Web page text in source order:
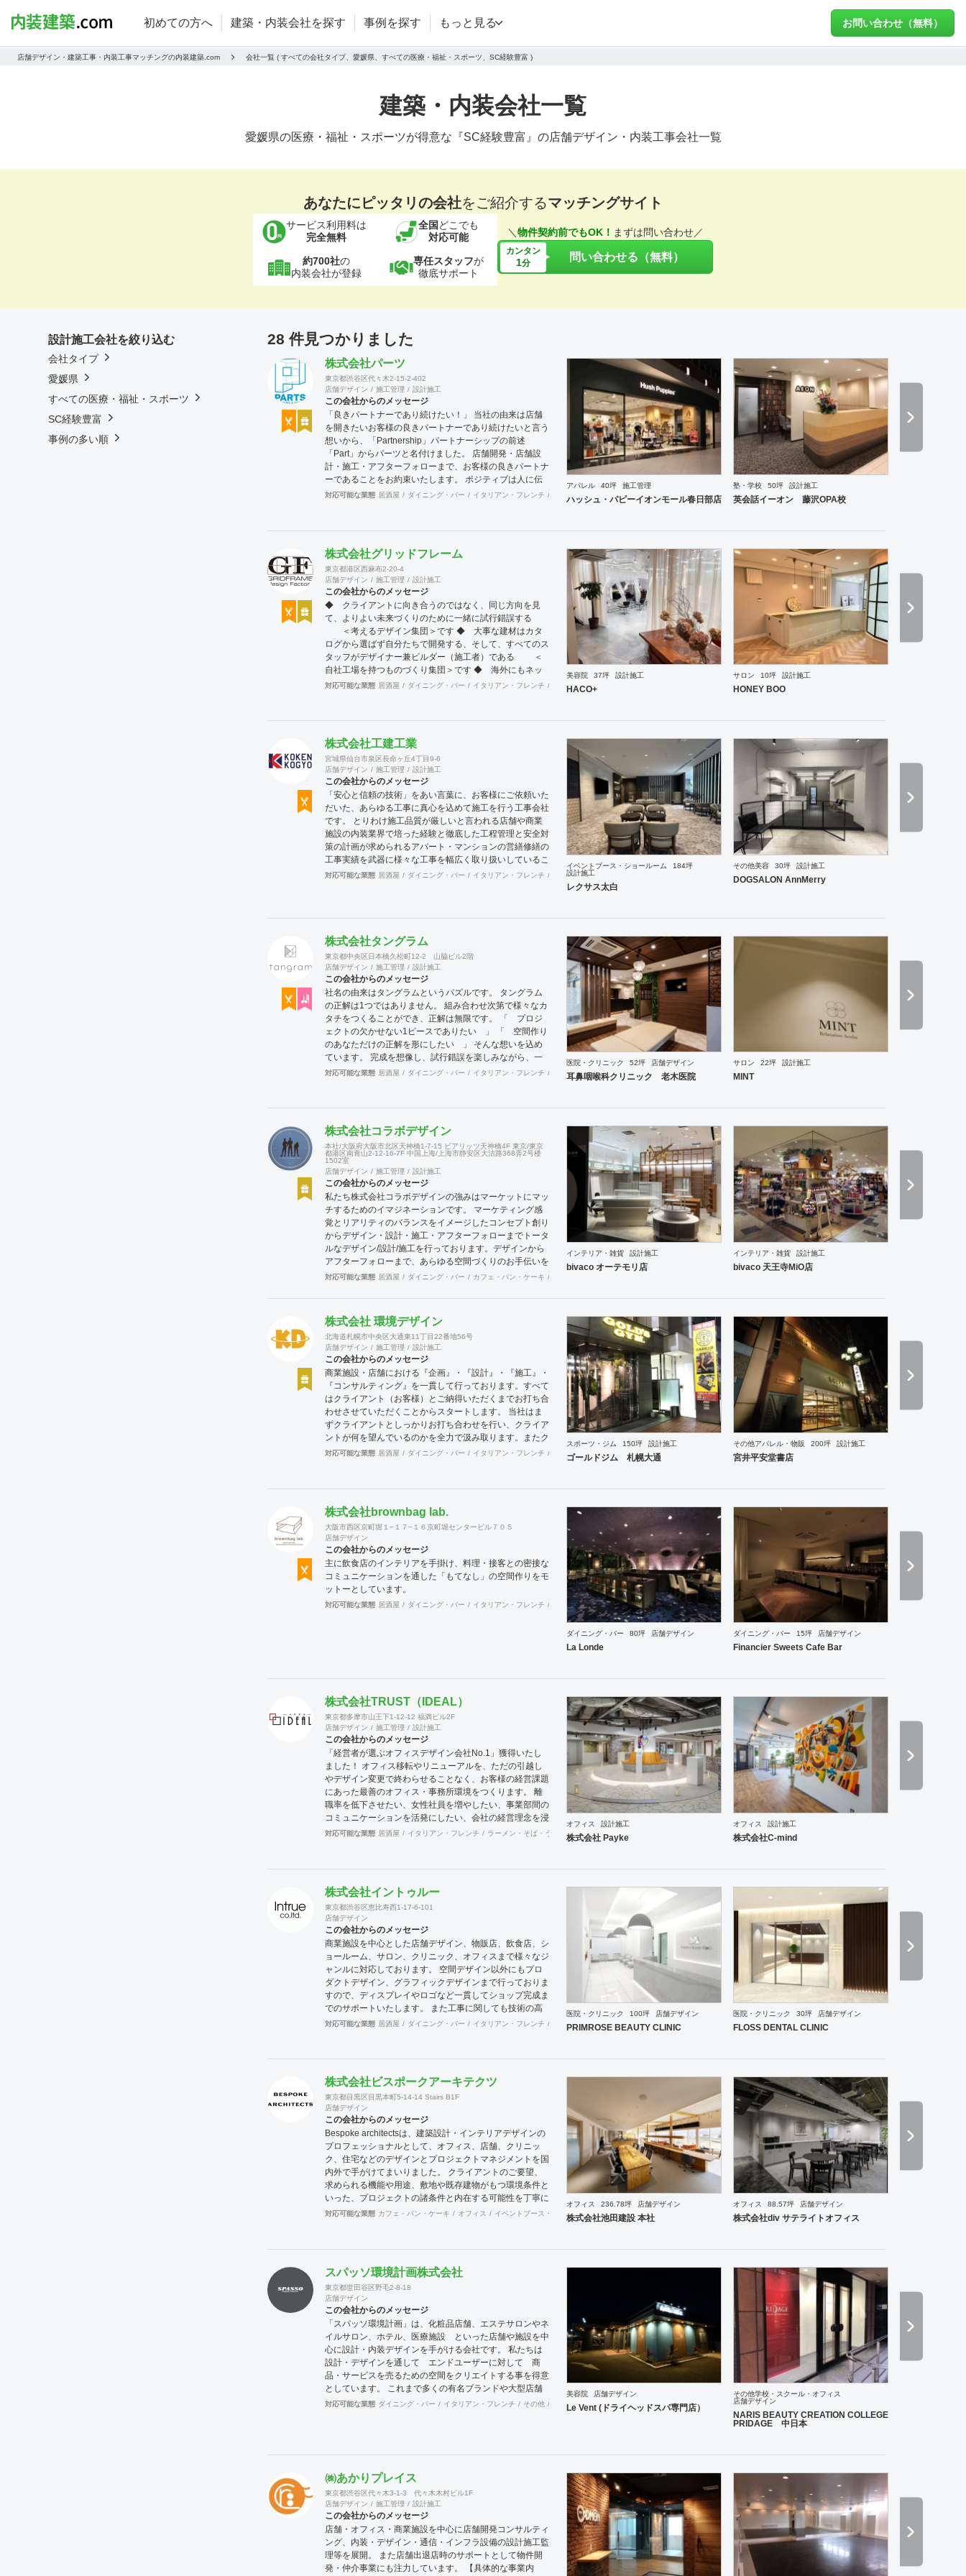
初めての方へ 建築・内装会社を探す 事例を探す もっと見る お問い合わせ（無料）
店舗デザイン・建築工事・内装工事マッチングの内装建築.com 会社一覧 ( すべての会社タイプ、愛媛県、すべての医療・福祉・スポーツ、SC経験豊富 )
建築・内装会社一覧
愛媛県の医療・福祉・スポーツが得意な『SC経験豊富』の店舗デザイン・内装工事会社一覧
あなたにピッタリの会社をご紹介するマッチングサイト
サービス利用料は
完全無料
全国 どこでも
対応可能
約700社の
内装会社が登録
専任スタッフが
徹底サポート
＼ 物件契約前でもOK！ まずは問い合わせ／
カンタン
1分 問い合わせる（無料）
28 件見つかりました
株式会社パーツ
東京都渋谷区代々木2-15-2-402
店舗デザイン
施工管理 設計施工
この会社からのメッセージ
「良きパートナーであり続けたい！」 当社の由来は店舗
を開きたいお客様の良きパートナーであり続けたいと言う
想いから、「Partnership」パートナーシップの前述
「Part」からパーツと名付けました。 店舗開発・店舗設
計・施工・アフターフォローまで、お客様の良きパートナ
ーであることをお約束いたします。 ポジティブは人に伝
わります。 伝わったポジティブが幸せを呼び込み、呼び
認下さい。 <a
対応可能な業態 居酒屋 ダイニング・バー イタリアン・フレンチ カフェ・パン・ケーキ ラーメン・そば・うどん 和食・寿司 焼肉・中華料理・韓国料理
アパレル 40坪 施工管理
ハッシュ・パピーイオンモール春日部店
塾・学校 50坪 設計施工
英会話イーオン 藤沢OPA校
株式会社グリッドフレーム
東京都港区西麻布2-20-4
店舗デザイン
施工管理 設計施工
この会社からのメッセージ
◆ クライアントに向き合うのではなく、同じ方向を見
て、よりよい未来づくりのために一緒に試行錯誤する
＜考えるデザイン集団＞です ◆ 大事な建材はカタ
ログから選ばず自分たちで開発する、そして、すべてのス
タッフがデザイナー兼ビルダー（施工者）である ＜
自社工場を持つものづくり集団＞です ◆ 海外にもネッ
トワークを持ち、英語や中国語に堪能なスタッフたちが、
案件、施工案件、造作物制作など、多様な請負形態が可能
が可能で、例えば通常デザイン性とは無縁な特定防火設備
（鉄扉）などにも高いデザイン性を施すことも可能です。
GRIDFRAME とりかえのきかない空間
https://gridframe.co.jp/ Synes(シネス) 霧のようなやわら
かな空間 http://synes.jp/ SOTOCHIKU 時間の蓄積を
取り込む空間 https://sotochiku.com/
対応可能な業態 居酒屋 ダイニング・バー イタリアン・フレンチ カフェ・パン・ケーキ 和食・寿司 焼肉・中華料理・韓国料理
美容院 37坪 設計施工
HACO+
サロン 10坪 設計施工
HONEY BOO
株式会社工建工業
宮城県仙台市泉区長命ヶ丘4丁目9-6
店舗デザイン
施工管理 設計施工
この会社からのメッセージ
「安心と信頼の技術」をあい言葉に、お客様にご依頼いた
だいた、あらゆる工事に真心を込めて施工を行う工事会社
です。 とりわけ施工品質が厳しいと言われる店舗や商業
施設の内装業界で培った経験と徹底した工程管理と安全対
策の計画が求められるアパート・マンションの営繕修繕の
工事実績を武器に様々な工事を幅広く取り扱いしているこ
とが当社の大きな特徴です。
対応可能な業態 居酒屋 ダイニング・バー イタリアン・フレンチ カフェ・パン・ケーキ 焼肉・中華料理・韓国料理
イベントブース・ショールーム
184坪
設計施工
レクサス太白
その他美容 30坪 設計施工
DOGSALON AnnMerry
株式会社タングラム
東京都中央区日本橋久松町12-2 山脇ビル2階
店舗デザイン
施工管理 設計施工
この会社からのメッセージ
社名の由来はタングラムというパズルです。 タングラム
の正解は1つではありません。 組み合わせ次第で様々なカ
タチをつくることができ、正解は無限です。 「 プロジ
ェクトの欠かせない1ピースでありたい 」 「 空間作り
のあなただけの正解を形にしたい 」 そんな想いを込め
ています。 完成を想像し、試行錯誤を楽しみながら、 ​一
緒にワクワクしたいと思っています。
対応可能な業態 居酒屋 ダイニング・バー イタリアン・フレンチ カフェ・パン・ケーキ ラーメン・そば・うどん 和食・寿司
医院・クリニック 52坪 店舗デザイン
耳鼻咽喉科クリニック 老木医院
サロン 22坪 設計施工
MINT
株式会社コラボデザイン
本社/大阪府大阪市北区天神橋1-7-15 ビアリッツ天神橋4F 東京/東京
都港区南青山2-12-16-7F 中国上海/上海市静安区大沽路368弄2号楼
1502室
店舗デザイン
施工管理 設計施工
この会社からのメッセージ
私たち株式会社コラボデザインの強みはマーケットにマッ
チするためのイマジネーションです。 マーケティング感
覚とリアリティのバランスをイメージしたコンセプト創り
からデザイン・設計・施工・アフターフォローまでトータ
ルなデザイン/設計/施工を行っております。デザインから
アフターフォローまで、あらゆる空間づくりのお手伝いを
全国規模で実施できます。上海にもオフィスがございます
対応可能な業態 居酒屋 ダイニング・バー カフェ・パン・ケーキ
インテリア・雑貨 設計施工
bivaco オーテモリ店
インテリア・雑貨 設計施工
bivaco 天王寺MiO店
株式会社 環境デザイン
北海道札幌市中央区大通東11丁目22番地56号
店舗デザイン
施工管理 設計施工
この会社からのメッセージ
商業施設・店舗における『企画』・『設計』・『施工』・
『コンサルティング』を一貫して行っております。すべて
はクライアント（お客様）とご納得いただくまでお打ち合
わせさせていただくことからスタートします。 当社はま
ずクライアントとしっかりお打ち合わせを行い、クライア
ントが何を望んでいるのかを全力で汲み取ります。またク
ライアントが思い描いていることをどのように表現してい
提案いたします。
対応可能な業態 居酒屋 ダイニング・バー イタリアン・フレンチ カフェ・パン・ケーキ 和食・寿司 焼肉・中華料理・韓国料理 オフィス
スポーツ・ジム 150坪 設計施工
ゴールドジム 札幌大通
その他アパレル・物販 200坪 設計施工
宮井平安堂書店
株式会社brownbag lab.
大阪市西区京町堀１−１７−１６京町堀センタービル７０５
店舗デザイン
この会社からのメッセージ
主に飲食店のインテリアを手掛け、料理・接客との密接な
コミュニケーションを通した「もてなし」の空間作りをモ
ットーとしています。
対応可能な業態 居酒屋 ダイニング・バー イタリアン・フレンチ カフェ・パン・ケーキ ラーメン・そば・うどん 和食・寿司 焼肉・中華料理・韓国料理 その他
ダイニング・バー 80坪 店舗デザイン
La Londe
ダイニング・バー 15坪 店舗デザイン
Financier Sweets Cafe Bar
株式会社TRUST（IDEAL）
東京都多摩市山王下1-12-12 福満ビル2F
店舗デザイン
施工管理 設計施工
この会社からのメッセージ
「経営者が選ぶオフィスデザイン会社No.1」獲得いたし
ました！ オフィス移転やリニューアルを、ただの引越し
やデザイン変更で終わらせることなく、お客様の経営課題
にあった最善のオフィス・事務所環境をつくります。 離
職率を低下させたい、女性社員を増やしたい、事業部間の
コミュニケーションを活発にしたい、会社の経営理念を浸
透させたい等、会社の規模やフェーズによって様々な課題
どのような組織になっていきたいのか。それらを共有する
オフィスはスタッフにとって一日の大半を過ごす場所で
す。機能的かつ快適な空間を作ることは精神的な安心やモ
チベーション・作業効率の向上に繋がっていくでしょう。
このように、経営面の課題と現場の声をしっかりとヒアリ
ングした上で、最善なオフィスづくりをご提案させていた
だきます。
対応可能な業態 居酒屋 イタリアン・フレンチ ラーメン・そば・うどん 和食・寿司 焼肉・中華料理・韓国料理 オフィス 保育園 医院・クリニック
オフィス 設計施工
株式会社 Payke
オフィス 設計施工
株式会社C-mind
株式会社イントゥルー
東京都渋谷区恵比寿西1-17-6-101
店舗デザイン
この会社からのメッセージ
商業施設を中心とした店舗デザイン、物販店、飲食店、シ
ョールーム、サロン、クリニック、オフィスまで様々なジ
ャンルに対応しております。 空間デザイン以外にもプロ
ダクトデザイン、グラフィックデザインまで行っておりま
すので、ディスプレイやロゴなど一貫してショップ完成ま
でのサポートいたします。 また工事に関しても技術の高
い関連のブレーンが全国にいるため首都圏はもとより地方
ィなデザインを提供いたします。
対応可能な業態 居酒屋 ダイニング・バー イタリアン・フレンチ カフェ・パン・ケーキ ラーメン・そば・うどん 和食・寿司 焼肉・中華料理・韓国料理
医院・クリニック 100坪 店舗デザイン
PRIMROSE BEAUTY CLINIC
医院・クリニック 30坪 店舗デザイン
FLOSS DENTAL CLINIC
株式会社ビスポークアーキテクツ
東京都目黒区目黒本町5-14-14 Stairs B1F
店舗デザイン
この会社からのメッセージ
Bespoke architectsは、建築設計・インテリアデザインの
プロフェッショナルとして、オフィス、店舗、クリニッ
ク、住宅などのデザインとプロジェクトマネジメントを国
内外で手がけてまいりました。 クライアントのご要望、
求められる機能や用途、敷地や既存建物がもつ環境条件と
いった、プロジェクトの諸条件と内在する可能性を丁寧に
読み解き、その条件でこそ可能な空間環境の豊かさを提案
と協働し、大規模建築物や高度な設計にも対応致します。
工程管理・別途工事の一括管理等を含めたプロジェクトマ
ネジメントを担い、ワンストップでのプロジェクト推進を
行います。発注管理におけるクライアントのご負担を軽減
するとともに、第三者的な立場からプロセスを適切に管理
することで、クライアントの利益に適うコスト管理と、工
事品質の向上を実現致します。 また、新規サービス立上
げやリブランディングに際しては、空間デザイン的な見地
から事業企画やCI計画・デザインマニュアル作成等も提案
させて頂きます。 海外案件や外資企業様案件において
は、英語での設計・PMサービスをご提供できる体制を整
えています。 -----------------------------------------------------------
一級建築士事務所 東京都知事登録 第64040号
建築士賠償責任補償制度（公益社団法人
日本建築士連合会） 代表取締役： 丸島 潤 （一級建
築士 / 管理建築士） 所在地： 〒152-0002 東京都
目黒区目黒本町 5-14-14-B1F TEL： 03-6452-
4248 FAX： 03-6452-4249 創業： 2016
年2月 （法人設立：2020年9月） Webサイト:
https://bspk.jp
対応可能な業態 カフェ・パン・ケーキ オフィス イベントブース・ショールーム エントランス 塾・学校 その他 医院・クリニック
オフィス 236.78坪 店舗デザイン
株式会社池田建設 本社
オフィス 88.57坪 店舗デザイン
株式会社div サテライトオフィス
スパッソ環境計画株式会社
東京都世田谷区野毛2-8-18
店舗デザイン
この会社からのメッセージ
「スパッソ環境計画」は、化粧品店舗、エステサロンやネ
イルサロン、ホテル、医療施設 といった店舗や施設を中
心に設計・内装デザインを手がける会社です。 私たちは
設計・デザインを通して エンドユーザーに対して 商
品・サービスを売るための空間をクリエイトする事を得意
としています。 これまで多くの有名ブランドや大型店舗
の美容系施設ぼ実績を経験を活かして、女性の気持ちを動
歴史があります。 少数精鋭のチームですのでフットワー
性の購買心理など女性のマーケティング理論に基づいた店
舗 設計には定評があり、日本だけでなく中国をはじめと
する海外店舗でも大きな反響を実現してきました。 豊富
な店舗デザイン実績を持つ浜村さとると女性デザイナーの
コラボレーションにより 感性を生かした上で計算された
空間。集客や売り上げにつなげていきます。 設計施工ご
希望のお客様には 施工会社とのコラボレーションにて対
応が可能でございます。どうぞご相談ください。
対応可能な業態 ダイニング・バー イタリアン・フレンチ その他 イベントブース・ショールーム その他 老人ホーム 医院・クリニック
美容院 店舗デザイン
Le Vent (ドライヘッドスパ専門店）
その他学校・スクール・オフィス
店舗デザイン
NARIS BEAUTY CREATION COLLEGE
PRIDAGE 中日本
㈱あかりプレイス
東京都渋谷区代々木3-1-3 代々木木村ビル1F
店舗デザイン
施工管理 設計施工
この会社からのメッセージ
店舗・オフィス・商業施設を中心に店舗開発コンサルティ
ング、内装・デザイン・通信・インフラ設備の設計施工監
理等を展開。 また店舗出退店時のサポートとして物件開
発・仲介事業にも注力しています。 【具体的な事業内
設計施工会社を絞り込む
会社タイプ
愛媛県
すべての医療・福祉・スポーツ
SC経験豊富
事例の多い順